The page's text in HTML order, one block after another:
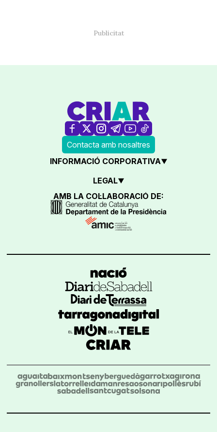
Contacta amb nosaltres
INFORMACIÓ CORPORATIVA
LEGAL
AMB LA COL·LABORACIÓ DE: